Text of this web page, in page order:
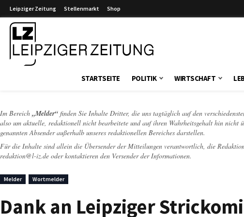
Leipziger Zeitung Stellenmarkt Shop
STARTSEITE POLITIK WIRTSCHAFT
Im Bereich „Melder“ finden Sie Inhalte Dritter, die uns tagtäglich auf den
also um aktuelle, redaktionell nicht bearbeitete und auf ihren Wahrheitsgehalt hin
genannten Absender außerhalb unseres redaktionellen Bereiches darstellen.
Für die Inhalte sind allein die Übersender der Mitteilungen verantwortlich, die
redaktion@l-iz.de oder kontaktieren den Versender der Informationen.
Melder Wortmelder
Dank an Leipziger